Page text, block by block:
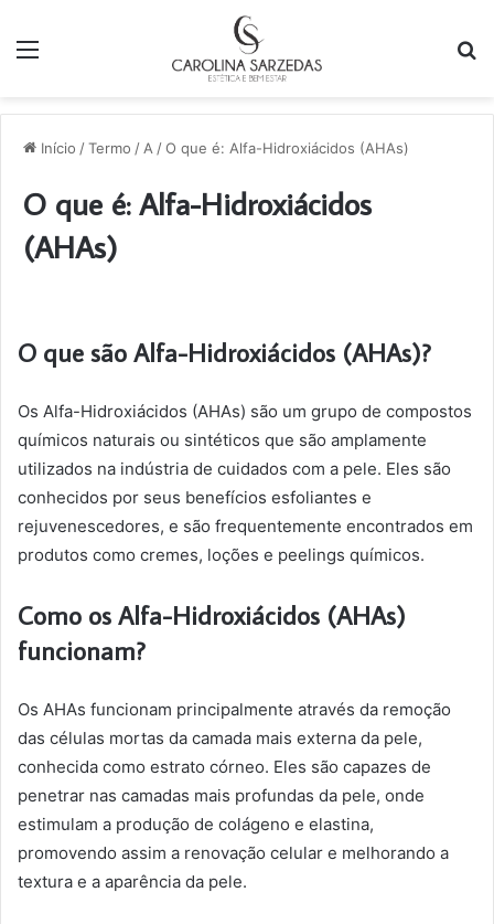
Início /Termo / A /O que é: Alfa-Hidroxiácidos (AHAs)
O que é: Alfa-Hidroxiácidos
(AHAs)
O que são Alfa-Hidroxiácidos (AHAs)?
Os Alfa-Hidroxiácidos (AHAs) são um grupo de compostos
químicos naturais ou sintéticos que são amplamente
utilizados na indústria de cuidados com a pele. Eles são
conhecidos por seus benefícios esfoliantes e
rejuvenescedores, e são frequentemente encontrados em
produtos como cremes, loções e peelings químicos.
Como os Alfa-Hidroxiácidos (AHAs)
funcionam?
Os AHAs funcionam principalmente através da remoção
das células mortas da camada mais externa da pele,
conhecida como estrato córneo. Eles são capazes de
penetrar nas camadas mais profundas da pele, onde
estimulam a produção de colágeno e elastina,
promovendo assim a renovação celular e melhorando a
textura e a aparência da pele.